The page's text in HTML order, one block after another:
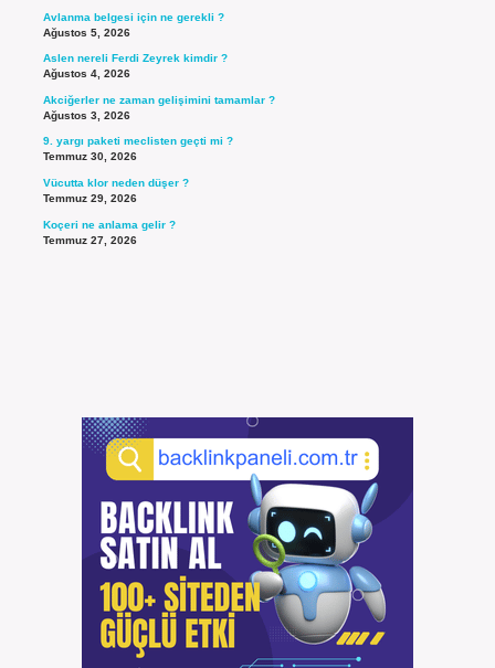
Avlanma belgesi için ne gerekli ?
Ağustos 5, 2026
Aslen nereli Ferdi Zeyrek kimdir ?
Ağustos 4, 2026
Akciğerler ne zaman gelişimini tamamlar ?
Ağustos 3, 2026
9. yargı paketi meclisten geçti mi ?
Temmuz 30, 2026
Vücutta klor neden düşer ?
Temmuz 29, 2026
Koçeri ne anlama gelir ?
Temmuz 27, 2026